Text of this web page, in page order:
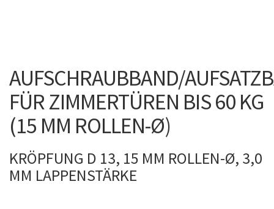
AUFSCHRAUBBAND/
FÜR ZIMMERTÜREN BIS 60 KG
(15 MM ROLLEN-Ø)
KRÖPFUNG D 13, 15 MM ROLLEN-Ø, 3,0
MM LAPPENSTÄRKE